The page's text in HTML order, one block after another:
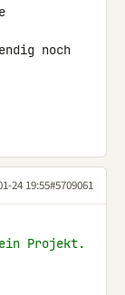
noch
24 19:55#5709061
Projekt.